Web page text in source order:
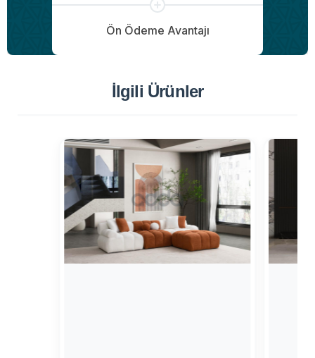
Ön Ödeme Avantajı
İlgili Ürünler